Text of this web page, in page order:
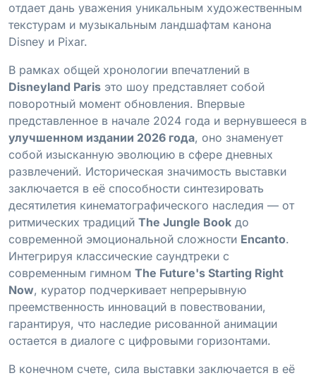
отдает дань уважения уникальным художественным
текстурам и музыкальным ландшафтам канона
Disney и Pixar.
В рамках общей хронологии впечатлений в
Disneyland Paris это шоу представляет собой
поворотный момент обновления. Впервые
представленное в начале 2024 года и вернувшееся в
улучшенном издании 2026 года, оно знаменует
собой изысканную эволюцию в сфере дневных
развлечений. Историческая значимость выставки
заключается в её способности синтезировать
десятилетия кинематографического наследия — от
ритмических традиций The Jungle Book до
современной эмоциональной сложности Encanto.
Интегрируя классические саундтреки с
современным гимном The Future's Starting Right
Now, куратор подчеркивает непрерывную
преемственность инноваций в повествовании,
гарантируя, что наследие рисованной анимации
остается в диалоге с цифровыми горизонтами.
В конечном счете, сила выставки заключается в её